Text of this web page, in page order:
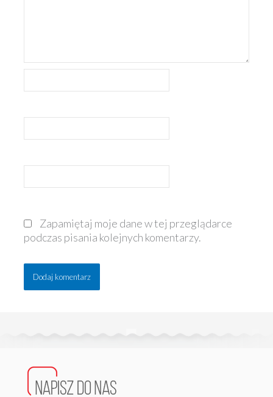
mail*
internetowa
Zapamiętaj moje dane w tej przeglądarce
podczas pisania kolejnych komentarzy.